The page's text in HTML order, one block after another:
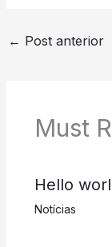
← Post anterior
Must
Hello
Notícias